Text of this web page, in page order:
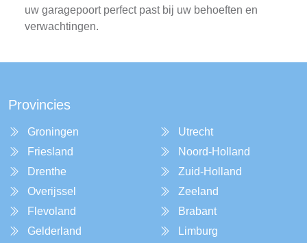
uw garagepoort perfect past bij uw behoeften en
verwachtingen.
Provincies
Groningen
Friesland
Drenthe
Overijssel
Flevoland
Gelderland
Utrecht
Noord-Holland
Zuid-Holland
Zeeland
Brabant
Limburg